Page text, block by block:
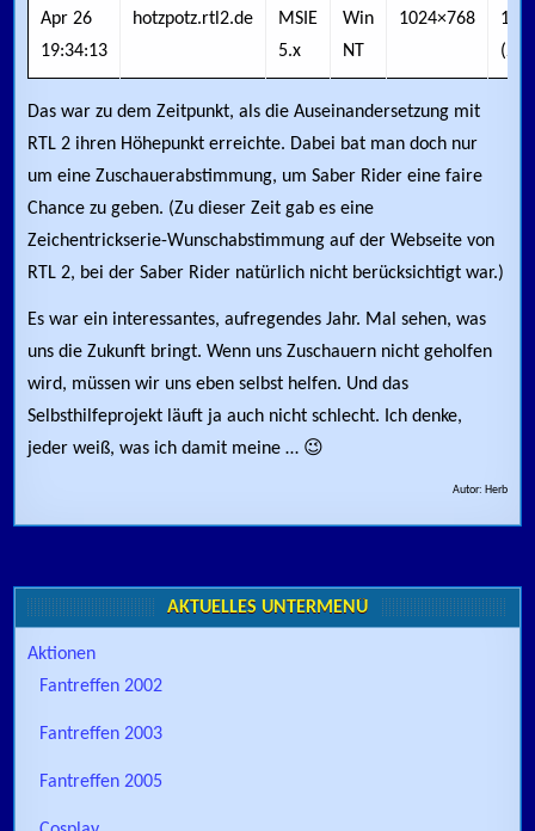
Apr 26
19:34:13
hotzpotz.rtl2.de
MSIE
5.x
Win
NT
1024×768
Das war zu dem Zeitpunkt, als die Auseinandersetzung mit
RTL 2 ihren Höhepunkt erreichte. Dabei bat man doch nur
um eine Zuschauerabstimmung, um Saber Rider eine faire
Chance zu geben. (Zu dieser Zeit gab es eine
Zeichentrickserie-Wunschabstimmung auf der Webseite von
RTL 2, bei der Saber Rider natürlich nicht berücksichtigt war.)
Es war ein interessantes, aufregendes Jahr. Mal sehen, was
uns die Zukunft bringt. Wenn uns Zuschauern nicht geholfen
wird, müssen wir uns eben selbst helfen. Und das
Selbsthilfeprojekt läuft ja auch nicht schlecht. Ich denke,
jeder weiß, was ich damit meine … 😉
Autor: Herb
AKTUELLES UNTERMENÜ
Aktionen
Fantreffen 2002
Fantreffen 2003
Fantreffen 2005